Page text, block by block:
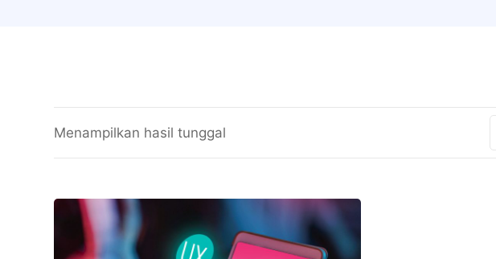
Menampilkan hasil tunggal